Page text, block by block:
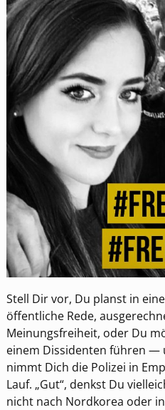
Stell Dir vor, Du planst in
öffentliche Rede,
Meinungsfreiheit, oder Du
einem Dissidenten führen —
nimmt Dich die Polizei in
Lauf. „Gut“, denkst Du
nicht nach Nordkorea oder in